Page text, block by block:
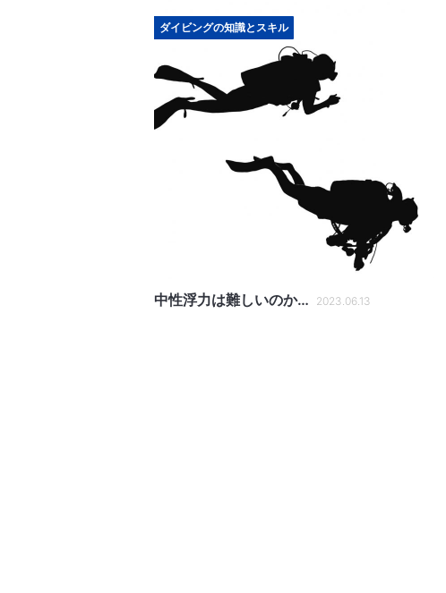
ダイビングの知識とスキル
中性浮力は難しいのか… 2023.06.13